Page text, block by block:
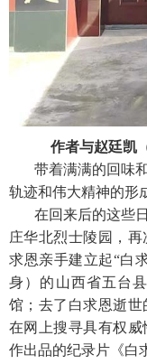
作者与赵廷凯
带着满满的回味
轨迹和伟大精神的形
在回来后的这些
庄华北烈士陵园，
求恩亲手建立起“白
身）的山西省五台
馆；去了白求恩逝世
在网上搜寻具有权威
作出品的纪录片《白